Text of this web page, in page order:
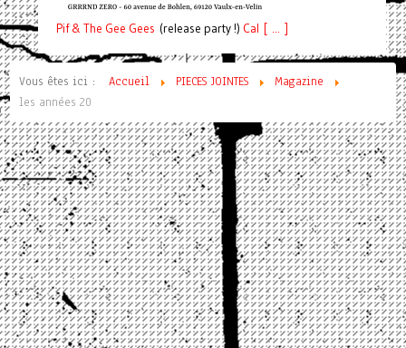
Pif& The Gee Gees (release party !) Cal [ ... ]
Vous êtes ici : Accueil PIECES JOINTES
Magazine
les années 20